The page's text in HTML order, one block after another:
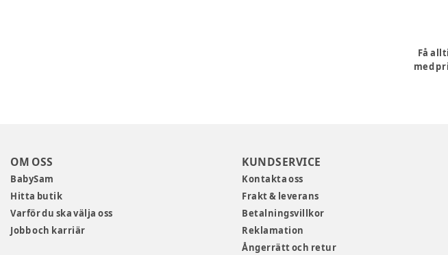
Få
med
OM OSS
BabySam
Hitta butik
Varför du ska välja oss
Jobb och karriär
KUNDSERVICE
Kontakta oss
Frakt & leverans
Betalningsvillkor
Reklamation
Ångerrätt och retur